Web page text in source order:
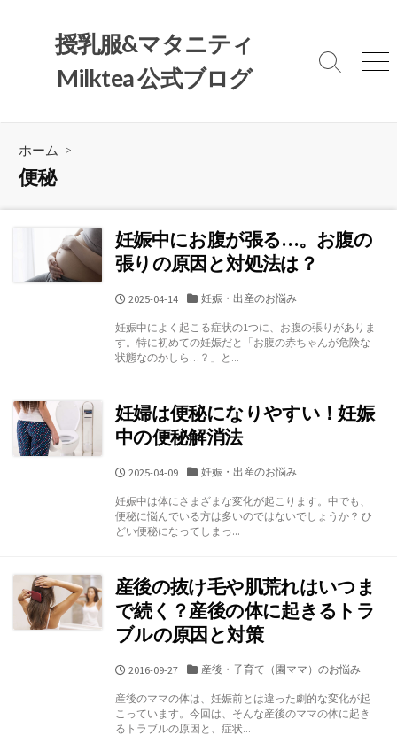
へ
プ
授乳服&マタニティ
Milktea 公式ブログ
検
メ
ホーム >
便秘
妊娠中にお腹が張る…。お腹の
張りの原因と対処法は？
公
日
2025-04-14
カ
ゴ
リ
ー
妊娠・出産のお悩み
妊娠中によく起こる症状の1つに、お腹の張りがありま
す。特に初めての妊娠だと「お腹の赤ちゃんが危険な
状態なのかしら…？」と...
妊婦は便秘になりやすい！妊娠
中の便秘解消法
公
日
2025-04-09
カ
ゴ
リ
ー
妊娠・出産のお悩み
妊娠中は体にさまざまな変化が起こります。中でも、
便秘に悩んでいる方は多いのではないでしょうか？ ひ
どい便秘になってしまっ...
産後の抜け毛や肌荒れはいつま
で続く？産後の体に起きるトラ
ブルの原因と対策
公
日
2016-09-27
カ
ゴ
リ
ー
産後・子育て（園ママ）のお悩み
産後のママの体は、妊娠前とは違った劇的な変化が起
こっています。今回は、そんな産後のママの体に起き
るトラブルの原因と、症状...